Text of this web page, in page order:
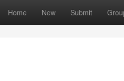
Home New Submit